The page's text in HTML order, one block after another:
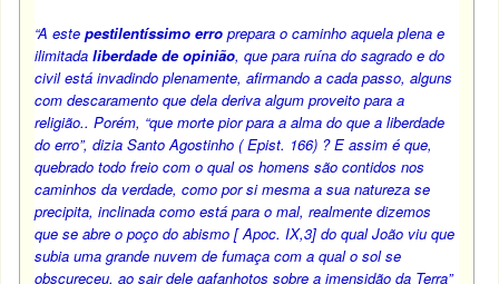
“A estepestilentíssimo erro prepara o caminho aquela plena e
ilimitadaliberdade de opinião, que para ruína do sagrado e do
civil está invadindo plenamente, afirmando a cada passo, alguns
com descaramento que dela deriva algum proveito para a
religião.. Porém, “que morte pior para a alma do que a liberdade
do erro”, dizia Santo Agostinho ( Epist. 166) ? E assim é que,
quebrado todo freio com o qual os homens são contidos nos
caminhos da verdade, como por si mesma a sua natureza se
precipita, inclinada como está para o mal, realmente dizemos
que se abre o poço do abismo [ Apoc. IX,3] do qual João viu que
subia uma grande nuvem de fumaça com a qual o sol se
obscureceu, ao sair dele gafanhotos sobre a imensidão da Terra”